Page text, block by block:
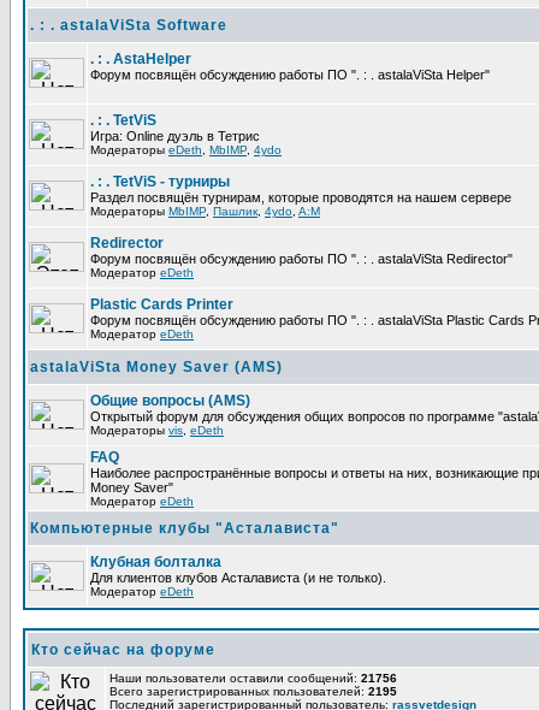
. : . astalaViSta Software
. : . AstaHelper
Форум посвящён обсуждению работы ПО ". : . astalaViSta Helper"
. : . TetViS
Игра: Online дуэль в Тетрис
Модераторы eDeth MbIMP 4ydo
. : . TetViS - турниры
Раздел посвящён турнирам, которые проводятся на нашем сервере
Модераторы MbIMP Пашлик 4ydo A:M
Redirector
Форум посвящён обсуждению работы ПО ". : . astalaViSta Redirector"
Модератор eDeth
Plastic Cards Printer
Форум посвящён обсуждению работы ПО ". : . astalaViSta Plastic Cards
Модератор eDeth
astalaViSta Money Saver (AMS)
Общие вопросы (AMS)
Открытый форум для обсуждения общих вопросов по программе
Модераторы vis eDeth
FAQ
Наиболее распространённые вопросы и ответы на них, возникающие
Money Saver"
Модератор eDeth
Компьютерные клубы "Асталависта"
Клубная болталка
Для клиентов клубов Асталависта (и не только).
Модератор eDeth
Кто сейчас на форуме
Наши пользователи оставили сообщений: 21756
Всего зарегистрированных пользователей: 2195
Последний зарегистрированный пользователь: rassvetdesign